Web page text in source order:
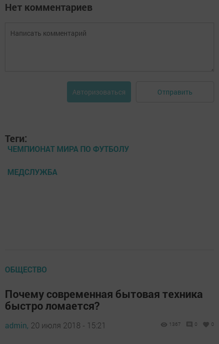
Нет комментариев
Авторизоваться Отправить
Теги:
ЧЕМПИОНАТ МИРА ПО ФУТБОЛУ
МЕДСЛУЖБА
ОБЩЕСТВО
Почему современная бытовая техника
быстро ломается?
admin, 20 июля 2018 - 15:21 1367 0 0